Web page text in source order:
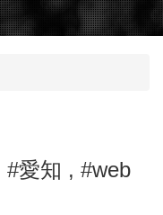
#愛知 , #web